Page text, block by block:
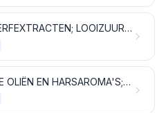
LOOI- EN VERFEXTRACTEN; LOOIZUUR (TANNINE) EN DERIVATEN DAARVAN; PIGMENTEN EN ANDERE KLEUR- EN VERFSTOFFEN; VERF EN VERNIS; MASTIEK; INKT
ETHERISCHE OLIËN EN HARSAROMA'S; PARFUMERIEËN, TOILETARTIKELEN EN COSMETISCHE PRODUCTEN